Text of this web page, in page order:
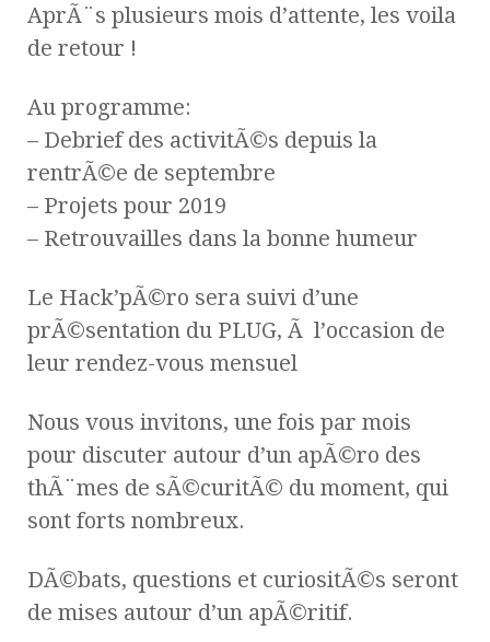
AprÃ¨s plusieurs mois d’attente, les voila
de retour !
Au programme:
– Debrief des activitÃ©s depuis la
rentrÃ©e de septembre
– Projets pour 2019
– Retrouvailles dans la bonne humeur
Le Hack’pÃ©ro sera suivi d’une
prÃ©sentation du PLUG, Ã l’occasion de
leur rendez-vous mensuel
Nous vous invitons, une fois par mois
pour discuter autour d’un apÃ©ro des
thÃ¨mes de sÃ©curitÃ© du moment, qui
sont forts nombreux.
DÃ©bats, questions et curiositÃ©s seront
de mises autour d’un apÃ©ritif.